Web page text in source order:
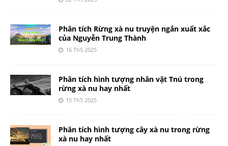
Phân tích Rừng xà nu truyện ngắn xuất xắc
của Nguyễn Trung Thành
16 Th5 2025
Phân tích hình tượng nhân vật Tnú trong
rừng xà nu hay nhất
15 Th5 2025
Phân tích hình tượng cây xà nu trong rừng
xà nu hay nhất